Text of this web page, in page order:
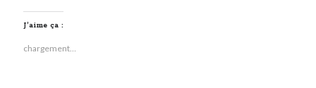
Tavukoi
Vidéos
J’aime ça :
chargement…